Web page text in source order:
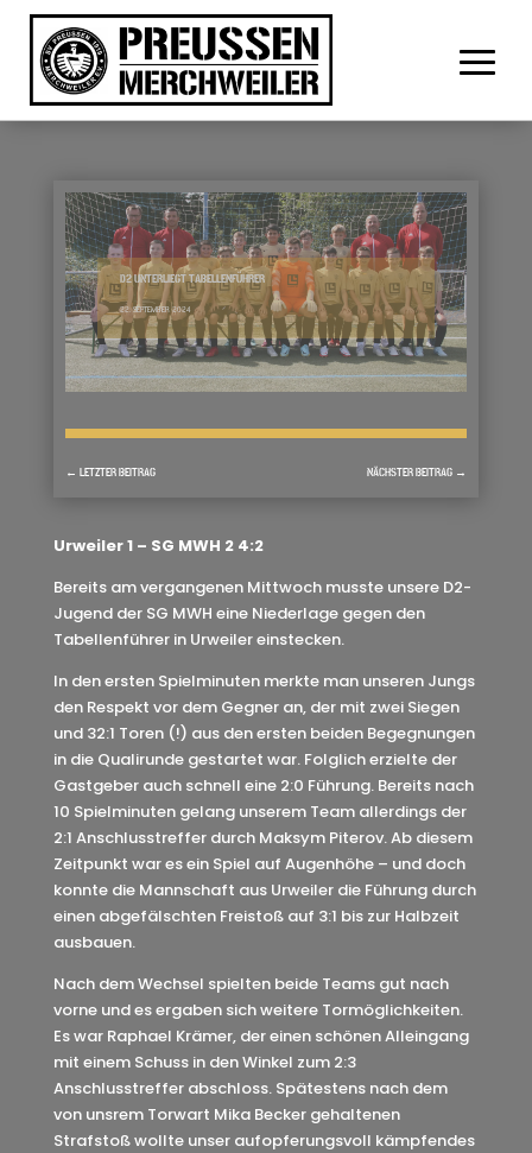
D2 UNTERLIEGT TABELLENFÜHRER
22. SEPTEMBER 2024
← LETZTER BEITRAG NÄCHSTER BEITRAG →
Urweiler 1 – SG MWH 2 4:2
Bereits am vergangenen Mittwoch musste unsere D2-
Jugend der SG MWH eine Niederlage gegen den
Tabellenführer in Urweiler einstecken.
In den ersten Spielminuten merkte man unseren Jungs
den Respekt vor dem Gegner an, der mit zwei Siegen
und 32:1 Toren (!) aus den ersten beiden Begegnungen
in die Qualirunde gestartet war. Folglich erzielte der
Gastgeber auch schnell eine 2:0 Führung. Bereits nach
10 Spielminuten gelang unserem Team allerdings der
2:1 Anschlusstreffer durch Maksym Piterov. Ab diesem
Zeitpunkt war es ein Spiel auf Augenhöhe – und doch
konnte die Mannschaft aus Urweiler die Führung durch
einen abgefälschten Freistoß auf 3:1 bis zur Halbzeit
ausbauen.
Nach dem Wechsel spielten beide Teams gut nach
vorne und es ergaben sich weitere Tormöglichkeiten.
Es war Raphael Krämer, der einen schönen Alleingang
mit einem Schuss in den Winkel zum 2:3
Anschlusstreffer abschloss. Spätestens nach dem
von unsrem Torwart Mika Becker gehaltenen
Strafstoß wollte unser aufopferungsvoll kämpfendes